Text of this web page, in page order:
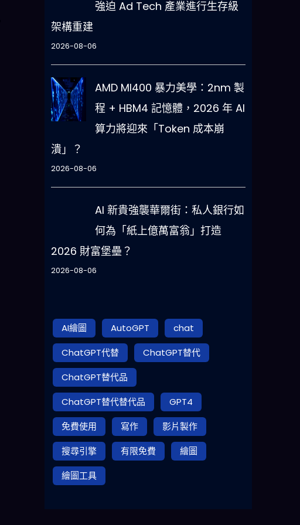
強迫 Ad Tech 產業進行生存級
架構重建
2026-08-06
AMD MI400 暴力美學：2nm 製
程 + HBM4 記憶體，2026 年 AI
算力將迎來「Token 成本崩
潰」？
2026-08-06
AI 新貴強襲華爾街：私人銀行如
何為「紙上億萬富翁」打造
2026 財富堡壘？
2026-08-06
AI繪圖 AutoGPT
chat
ChatGPT代替
ChatGPT替代
ChatGPT替代品
ChatGPT替代替代品
GPT4
免費使用
寫作
影片製作
搜尋引擎
有限免費
繪圖
繪圖工具